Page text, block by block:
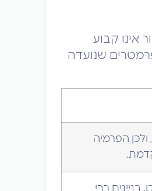
אינו קבוע
שנועדה
ולכן הפרמיה
בניינים רבי